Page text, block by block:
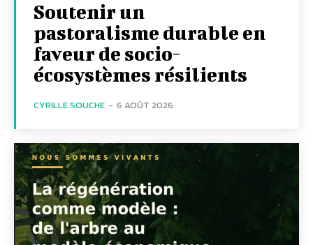
Soutenir un
pastoralisme durable en
faveur de socio-
écosystèmes résilients
CYRILLE SOUCHE - 6 AOÛT 2026